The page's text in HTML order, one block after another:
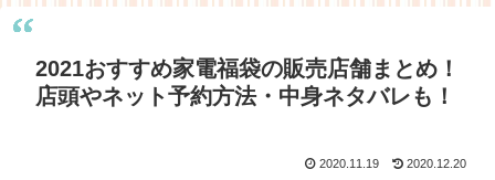
2021おすすめ家電福袋の販売店舗まとめ！
店頭やネット予約方法・中身ネタバレも！
2020.11.19 2020.12.20